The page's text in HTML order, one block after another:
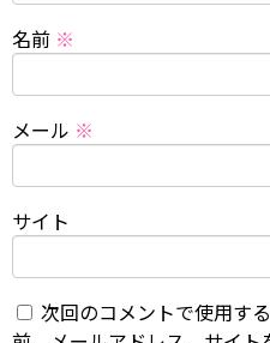
名前 ※
メール ※
サイト
次回のコメントで使用す